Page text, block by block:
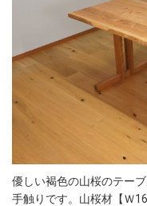
優しい褐色の山桜のテー
手触りです。山桜材【Ｗ